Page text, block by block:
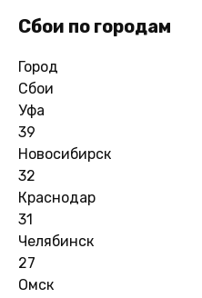
Сбои по городам
Город
Сбои
Уфа
39
Новосибирск
32
Краснодар
31
Челябинск
27
Омск